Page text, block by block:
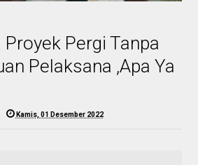
Proyek Pergi Tanpa
Pelaksana ,Apa Ya
Kamis, 01 Desember 2022